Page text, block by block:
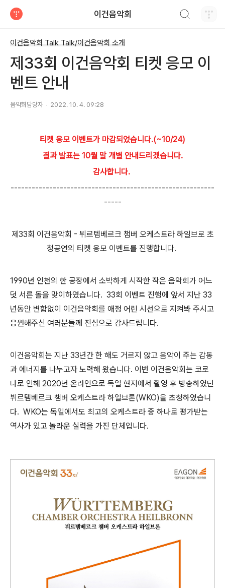
이건음악회
이건음악회 Talk Talk/이건음악회 소개
제33회 이건음악회 티켓 응모 이
벤트 안내
음악회담당자 2022. 10. 4. 09:28
티켓 응모 이벤트가 마감되었습니다.(~10/24)
결과 발표는 10월 말 개별 안내드리겠습니다.
감사합니다.
----------------------------------------------------------
-----
제33회 이건음악회 - 뷔르템베르크 챔버 오케스트라 하일브로 초
청공연의 티켓 응모 이벤트를 진행합니다.
1990년 인천의 한 공장에서 소박하게 시작한 작은 음악회가 어느
덧 서른 돌을 맞이하였습니다. 33회 이벤트 진행에 앞서 지난 33
년동안 변함없이 이건음악회를 애정 어린 시선으로 지켜봐 주시고
응원해주신 여러분들께 진심으로 감사드립니다.
이건음악회는 지난 33년간 한 해도 거르지 않고 음악이 주는 감동
과 에너지를 나누고자 노력해 왔습니다. 이번 이건음악회는 코로
나로 인해 2020년 온라인으로 독일 현지에서 촬영 후 방송하였던
뷔르템베르크 챔버 오케스트라 하일브론(WKO)을 초청하였습니
다. WKO는 독일에서도 최고의 오케스트라 중 하나로 평가받는
역사가 있고 놀라운 실력을 가진 단체입니다.